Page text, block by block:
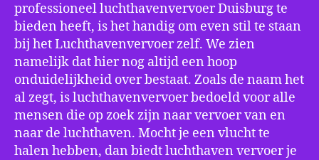
professioneel luchthavenvervoer Duisburg te
bieden heeft, is het handig om even stil te staan
bij het Luchthavenvervoer zelf. We zien
namelijk dat hier nog altijd een hoop
onduidelijkheid over bestaat. Zoals de naam het
al zegt, is luchthavenvervoer bedoeld voor alle
mensen die op zoek zijn naar vervoer van en
naar de luchthaven. Mocht je een vlucht te
halen hebben, dan biedt luchthaven vervoer je